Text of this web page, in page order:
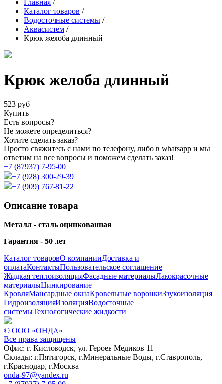
Главная /
Каталог товаров /
Водосточные системы /
Аквасистем /
Крюк желоба длинный
Крюк желоба длинный
523 руб
Купить
Есть вопросы?
Не можете определиться?
Хотите сделать заказ?
Просто свяжитесь с нами по телефону, либо в whatsapp и мы
ответим на все вопросы и поможем сделать заказ!
+7 (87937) 7-95-00
+7 (928) 300-29-39
+7 (909) 767-81-22
Описание товара
Металл - сталь оцинкованная
Гарантия - 50 лет
Каталог товаровО компанииДоставка и
оплатаКонтактыПользовательское соглашение
Жидкая теплоизоляцияФасадные материалыЛакокрасочные
материалыЦинкирование
КровляМансардные окнаКровельные воронкиЗвукоизоляция
ГидроизоляцияИзоляцияВодосточные
системыТехнологические жидкости
© ООО «ОНДА»
Все права защищены
Офис: г. Кисловодск, ул. Героев Медиков 11
Склады: г.Пятигорск, г.Минеральные Воды, г.Ставрополь,
г.Краснодар, г.Москва
onda-97@yandex.ru